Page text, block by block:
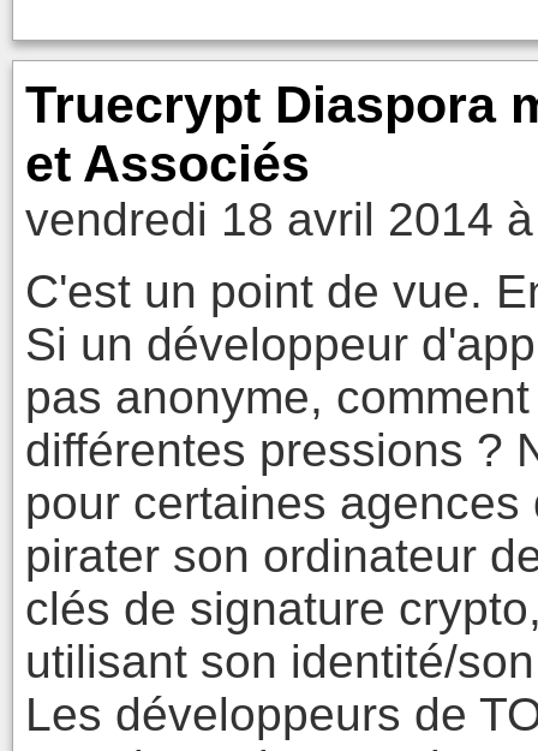
Truecrypt Diaspora
et Associés
vendredi 18 avril 2014
C'est un point de vue.
Si un développeur
pas anonyme,
différentes pressions ?
pour certaines
pirater son ordinateur
clés de signature
utilisant son identité/
Les développeurs de